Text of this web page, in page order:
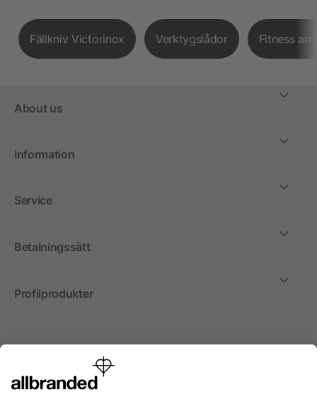
Fällkniv Victorinox Verktygslådor Fitness
About us
Information
Service
Betalningssätt
Profilprodukter
Internationellt